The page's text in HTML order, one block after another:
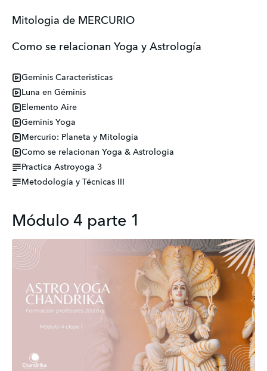
Mitologia de MERCURIO
Como se relacionan Yoga y Astrología
Geminis Caracteristicas
Luna en Géminis
Elemento Aire
Geminis Yoga
Mercurio: Planeta y Mitologia
Como se relacionan Yoga & Astrologia
Practica Astroyoga 3
Metodología y Técnicas III
Módulo 4 parte 1